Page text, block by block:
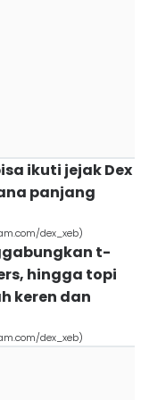
ikuti jejak Dex
panjang
dex_xeb)
t-
hingga topi
keren dan
dex_xeb)